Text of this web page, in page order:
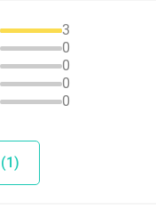
3
0
0
0
0